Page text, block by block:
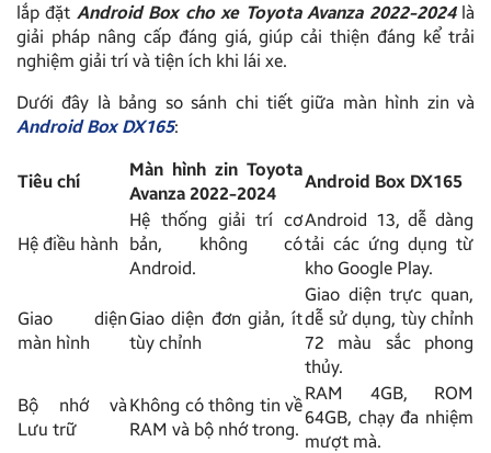
lắp đặt Android Box cho xe Toyota Avanza 2022-2024là
giải pháp nâng cấp đáng giá, giúp cải thiện đáng kể trải
nghiệm giải trí và tiện ích khi lái xe.
Dưới đây là bảng so sánh chi tiết giữa màn hình zin và
Android Box DX165:
Tiêu chí
Màn hình zin Toyota
Avanza 2022-2024
Android Box DX165
Hệ điều hành
Hệ thống giải trí cơ
bản, không có
Android.
Android 13, dễ dàng
tải các ứng dụng từ
kho Google Play.
Giao diện
màn hình
Giao diện đơn giản, ít
tùy chỉnh
Giao diện trực quan,
dễ sử dụng, tùy chỉnh
72 màu sắc phong
thủy.
Bộ nhớ và
Lưu trữ
Không có thông tin về
RAM và bộ nhớ trong.
RAM 4GB, ROM
64GB, chạy đa nhiệm
mượt mà.